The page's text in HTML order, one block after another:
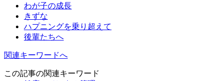
わが子の成長
きずな
ハプニングを乗り超えて
後輩たちへ
関連キーワードへ
この記事の関連キーワード